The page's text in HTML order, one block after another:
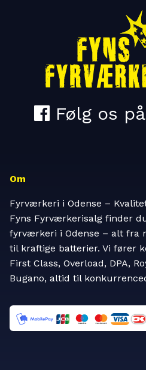
Om
Fyrværkeri i Odense –
Fyns Fyrværkerisalg finder
fyrværkeri i Odense – alt fra
til kraftige batterier. Vi fører
First Class, Overload, DPA,
Bugano, altid til